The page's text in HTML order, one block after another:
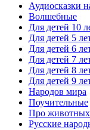
Аудиосказки
Волшебные
Для детей 10
Для детей 5
Для детей 6
Для детей 7
Для детей 8
Для детей 9
Народов мира
Поучительные
Про животных
Русские